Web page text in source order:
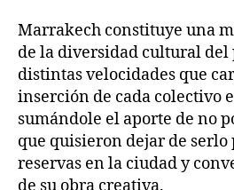
Marrakech constituye una
de la diversidad cultural del
distintas velocidades que
inserción de cada colectivo
sumándole el aporte de no
que quisieron dejar de
reservas en la ciudad y